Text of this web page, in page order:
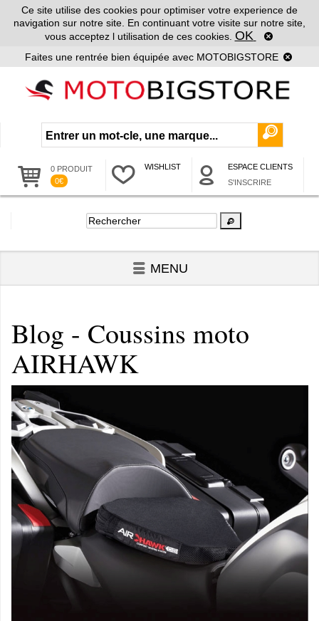
Ce site utilise des cookies pour optimiser votre experience de
navigation sur notre site. En continuant votre visite sur notre site,
vous acceptez l utilisation de ces cookies. OK
Faites une rentrée bien équipée avec MOTOBIGSTORE
0 PRODUIT
0€
WISHLIST
ESPACE CLIENTS
S'INSCRIRE
MENU
Blog - Coussins moto
AIRHAWK